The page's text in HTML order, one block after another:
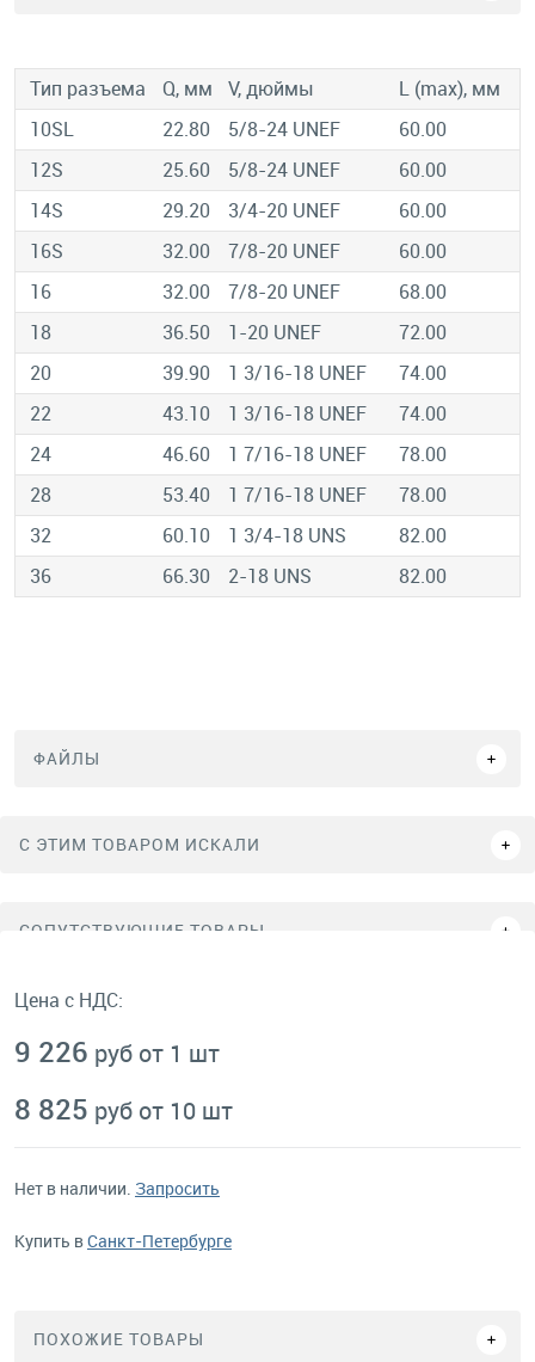
Тип разъема Q, мм V, дюймы
L (max), мм
10SL
22.80 5/8-24 UNEF
60.00
12S
25.60 5/8-24 UNEF
60.00
14S
29.20 3/4-20 UNEF
60.00
16S
32.00 7/8-20 UNEF
60.00
16
32.00 7/8-20 UNEF
68.00
18
36.50 1-20 UNEF
72.00
20
39.90 1 3/16-18 UNEF
74.00
22
43.10 1 3/16-18 UNEF
74.00
24
46.60 1 7/16-18 UNEF
78.00
28
53.40 1 7/16-18 UNEF
78.00
32
60.10 1 3/4-18 UNS
82.00
36
66.30 2-18 UNS 82.00
ФАЙЛЫ
C ЭТИМ ТОВАРОМ ИСКАЛИ
СОПУТСТВУЮЩИЕ ТОВАРЫ
Цена с НДС:
9 226 руб от 1 шт
8 825 руб от 10 шт
Нет в наличии. Запросить
Купить вСанкт-Петербурге
ПОХОЖИЕ ТОВАРЫ